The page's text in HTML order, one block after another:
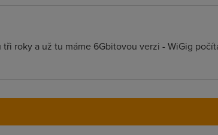
roky a už tu máme 6Gbitovou verzi - WiGig